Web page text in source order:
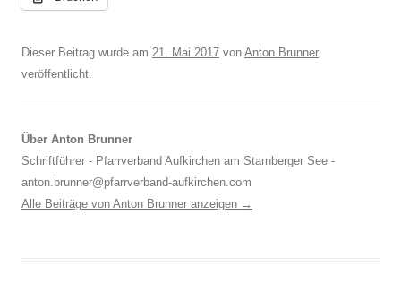
Dieser Beitrag wurde am 21. Mai 2017 von Anton Brunner
veröffentlicht.
Über Anton Brunner
Schriftführer - Pfarrverband Aufkirchen am Starnberger See -
anton.brunner@pfarrverband-aufkirchen.com
Alle Beiträge von Anton Brunner anzeigen →